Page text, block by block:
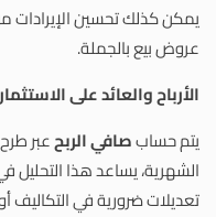
يمكن كذلك تحسين الإيرادات
عروض بيع بالجملة.
الأرباح والعائد على الاستثمار
يتم حسابصافي الربحعبر
الشهرية، يساعد هذا
تعديلات ضرورية في التكاليف